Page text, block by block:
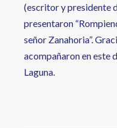
(escritor y presidente
presentaron
señor Zanahoria”.
acompañaron en este
Laguna.